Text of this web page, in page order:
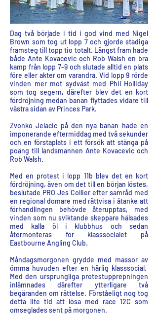
Dag två började i tid i god vind med Nigel
Brown som tog ut lopp 7 och gjorde stadiga
framsteg till topp tio totalt. Längst fram hade
både Ante Kovacevic och Rob Walsh en bra
kamp från lopp 7-9 och slutade alltid en plats
före eller akter om varandra. Vid lopp 9 rörde
vinden mer mot sydväst med Phil Holliday
som tog segern, därefter blev det en kort
fördröjning medan banan flyttades vidare till
västra sidan av Princes Park.
Zvonko Jelacic på den nya banan hade en
imponerande eftermiddag med två sekunder
och en förstaplats i ett försök att stänga på
poäng till landsmannen Ante Kovacevic och
Rob Walsh.
Med en protest i lopp 11b blev det en kort
fördröjning, även om det till en början löstes,
beslutade PRO Jes Collier efter samråd med
en regional domare med rättvisa i åtanke att
förhandlingen behövde återupptas, med
vinden som nu sviktande skeppare hälsades
med kalla öl i klubbhus och sedan
återmonteras för klasssocialet på
Eastbourne Angling Club.
Måndagsmorgonen grydde med massor av
ömma huvuden efter en härlig klasssocial.
Med den ursprungliga protestupprepningen
inlämnades därefter ytterligare två
begäranden om rättelse. Förståeligt nog tog
detta lite tid att lösa med race 12C som
omseglades sent på morgonen.